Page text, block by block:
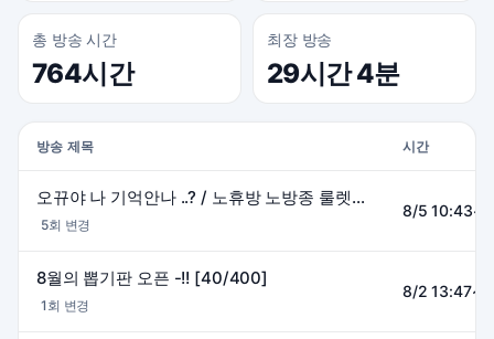
총 방송 시간
764시간
최장 방송
29시간 4분
방송 제목 시간
오뀨야 나 기억안나 ..? / 노휴방 노방종 룰렛/ 뽑기판 40,400
5회 변경
8/5
8월의 뽑기판 오픈 -!! [40/400]
1회 변경
8/2